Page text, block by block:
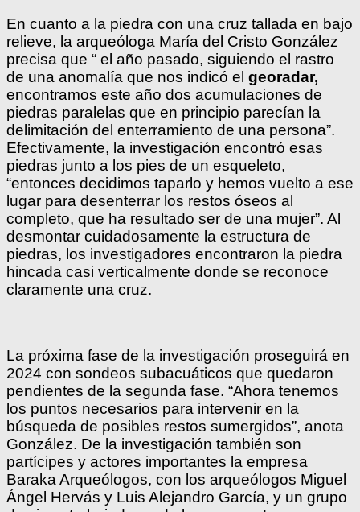
En cuanto a la piedra con una cruz tallada en bajo
relieve, la arqueóloga María del Cristo González
precisa que “ el año pasado, siguiendo el rastro
de una anomalía que nos indicó el georadar,
encontramos este año dos acumulaciones de
piedras paralelas que en principio parecían la
delimitación del enterramiento de una persona”.
Efectivamente, la investigación encontró esas
piedras junto a los pies de un esqueleto,
“entonces decidimos taparlo y hemos vuelto a ese
lugar para desenterrar los restos óseos al
completo, que ha resultado ser de una mujer”. Al
desmontar cuidadosamente la estructura de
piedras, los investigadores encontraron la piedra
hincada casi verticalmente donde se reconoce
claramente una cruz.
La próxima fase de la investigación proseguirá en
2024 con sondeos subacuáticos que quedaron
pendientes de la segunda fase. “Ahora tenemos
los puntos necesarios para intervenir en la
búsqueda de posibles restos sumergidos”, anota
González. De la investigación también son
partícipes y actores importantes la empresa
Baraka Arqueólogos, con los arqueólogos Miguel
Ángel Hervás y Luis Alejandro García, y un grupo